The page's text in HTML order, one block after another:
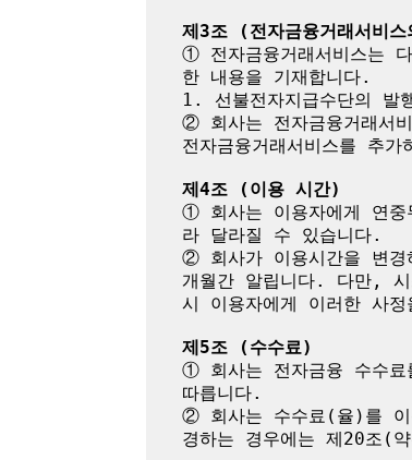
제3조 (전자금융거래서비
① 전자금융거래서비스는
한 내용을 기재합니다.
1. 선불전자지급수단의 발
② 회사는 전자금융거래서
전자금융거래서비스를 추
제4조 (이용 시간)
① 회사는 이용자에게 연중
라 달라질 수 있습니다.
② 회사가 이용시간을 변경
개월간 알립니다. 다만,
시 이용자에게 이러한 사정
제5조 (수수료)
① 회사는 전자금융 수수료
따릅니다.
② 회사는 수수료(율)를 이
경하는 경우에는 제20조(